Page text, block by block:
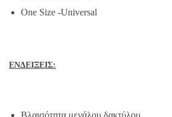
One Size -Universal
ΕΝΔΕΙΞΕΙΣ: